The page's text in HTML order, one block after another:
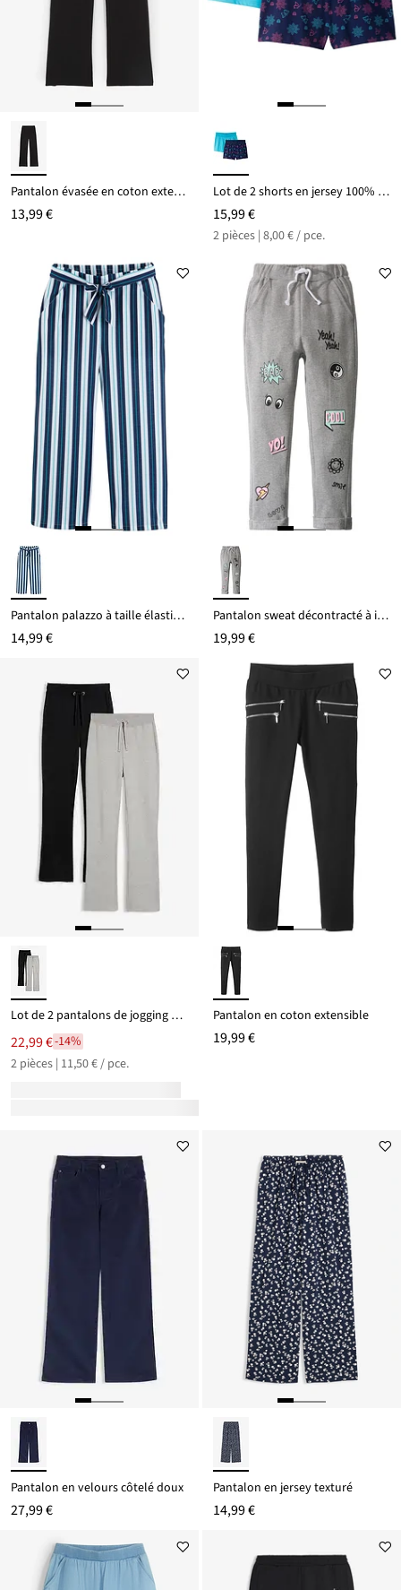
Pantalon évasée en coton extensible avec fentes sur les côtés
13,99 €
Lot de 2 shorts en jersey 100% coton
15,99 €
2 pièces | 8,00 € / pce.
Pantalon palazzo à taille élastiquée
14,99 €
Pantalon sweat décontracté à imprimé BD
19,99 €
Lot de 2 pantalons de jogging 100% coton
22,99 €-14%
2 pièces | 11,50 € / pce.
Pantalon en coton extensible
19,99 €
Pantalon en velours côtelé doux
27,99 €
Pantalon en jersey texturé
14,99 €